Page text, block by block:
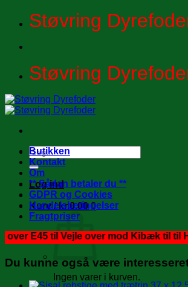
FortsætStøvring
Støvring
Søg
efter:
Log ind
Kurv /kr.0.00 0
Ingen varer i kurven.
Butikken
Kontakt
Om
** Sådan betaler du **
GDPR og Cookies
Handelsbetingelser
Fragtpriser
til Vejle over mod Kibæk til til
Du kunne også være